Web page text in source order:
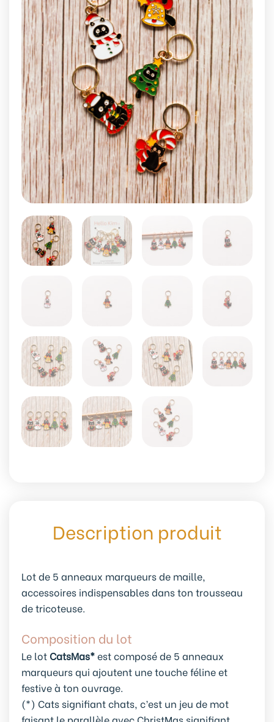
Description produit
Lot de 5 anneaux marqueurs de maille,
accessoires indispensables dans ton trousseau
de tricoteuse.
Composition du lot
Le lot CatsMas*est composé de 5 anneaux
marqueurs qui ajoutent une touche féline et
festive à ton ouvrage.
(*) Cats signifiant chats, c’est un jeu de mot